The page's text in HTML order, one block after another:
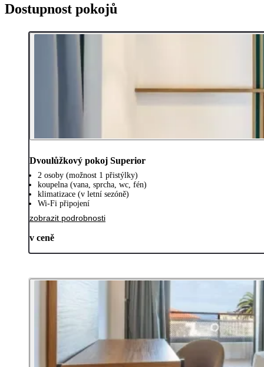
Dostupnost pokojů
Dvoulůžkový pokoj Superior
2 osoby (možnost 1 přistýlky)
koupelna (vana, sprcha, wc, fén)
klimatizace (v letní sezóně)
Wi-Fi připojení
zobrazit podrobnosti
v ceně